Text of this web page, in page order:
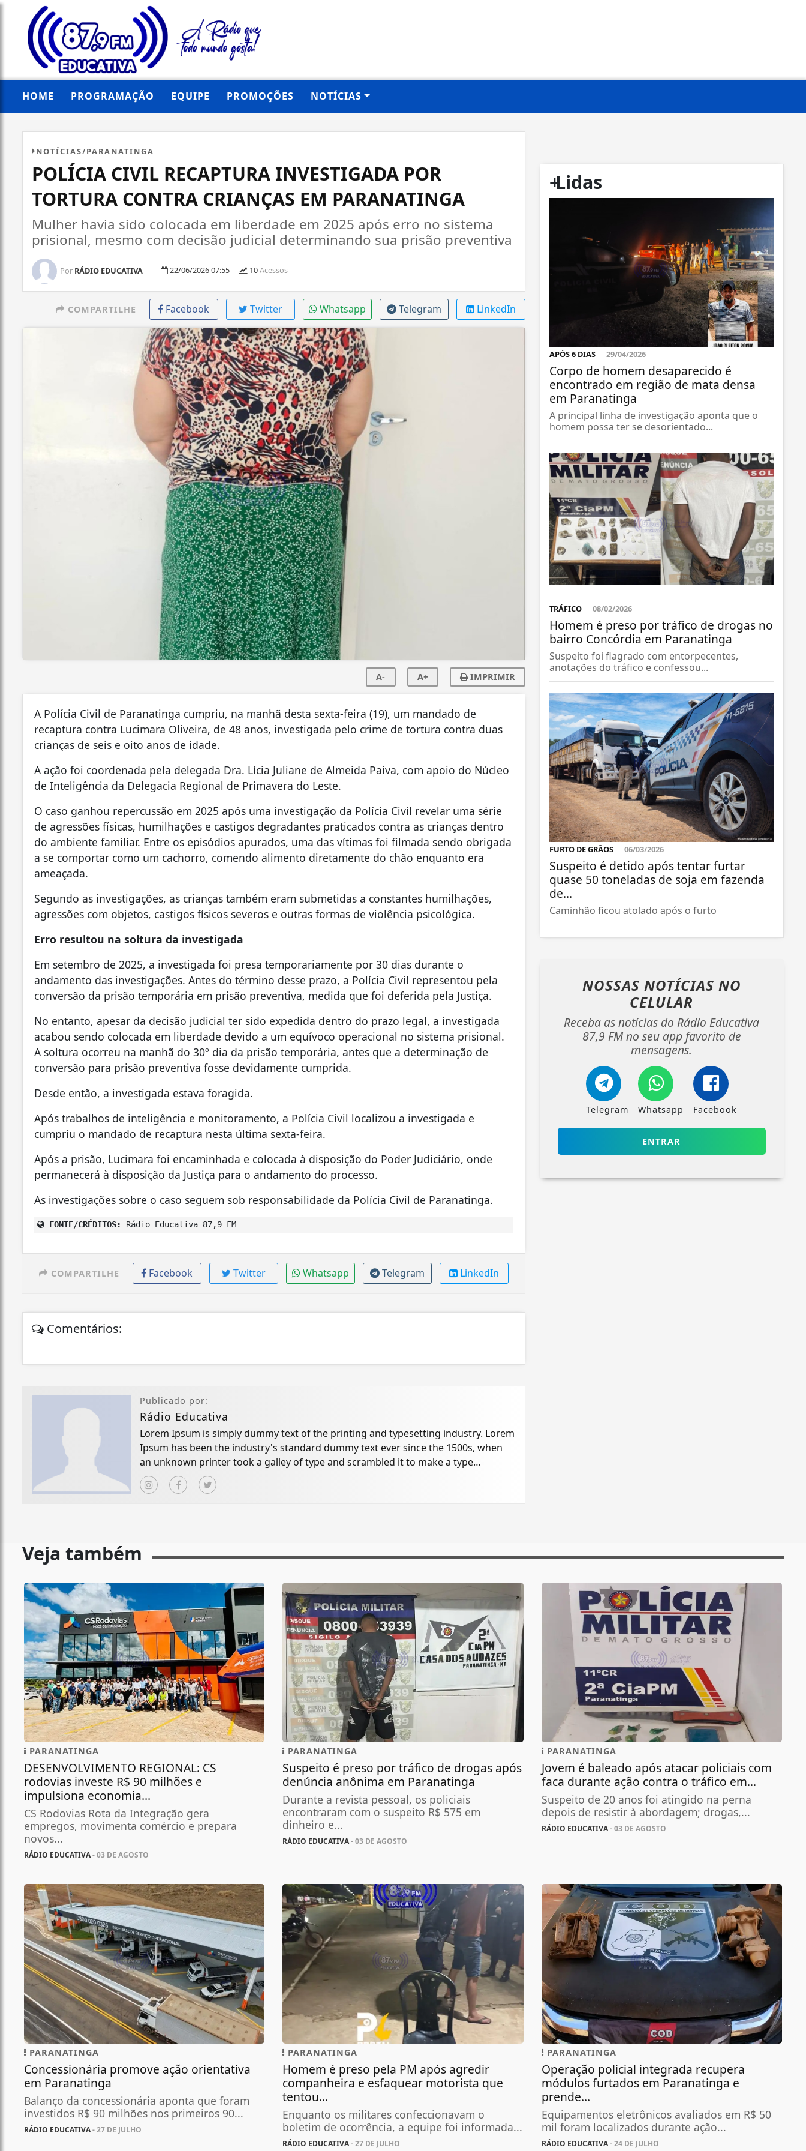
HOME PROGRAMAÇÃO EQUIPE PROMOÇÕES NOTÍCIAS
NOTÍCIAS/PARANATINGA
POLÍCIA CIVIL RECAPTURA INVESTIGADA POR
TORTURA CONTRA CRIANÇAS EM PARANATINGA
Mulher havia sido colocada em liberdade em 2025 após erro no sistema
prisional, mesmo com decisão judicial determinando sua prisão preventiva
Por RÁDIO EDUCATIVA 22/06/2026 07:55 10Acessos
COMPARTILHE Facebook Twitter Whatsapp Telegram LinkedIn
A- A+ IMPRIMIR
A Polícia Civil de Paranatinga cumpriu, na manhã desta sexta-feira (19), um mandado de
recaptura contra Lucimara Oliveira, de 48 anos, investigada pelo crime de tortura contra duas
crianças de seis e oito anos de idade.
A ação foi coordenada pela delegada Dra. Lícia Juliane de Almeida Paiva, com apoio do Núcleo
de Inteligência da Delegacia Regional de Primavera do Leste.
O caso ganhou repercussão em 2025 após uma investigação da Polícia Civil revelar uma série
de agressões físicas, humilhações e castigos degradantes praticados contra as crianças dentro
do ambiente familiar. Entre os episódios apurados, uma das vítimas foi filmada sendo obrigada
a se comportar como um cachorro, comendo alimento diretamente do chão enquanto era
ameaçada.
Segundo as investigações, as crianças também eram submetidas a constantes humilhações,
agressões com objetos, castigos físicos severos e outras formas de violência psicológica.
Erro resultou na soltura da investigada
Em setembro de 2025, a investigada foi presa temporariamente por 30 dias durante o
andamento das investigações. Antes do término desse prazo, a Polícia Civil representou pela
conversão da prisão temporária em prisão preventiva, medida que foi deferida pela Justiça.
No entanto, apesar da decisão judicial ter sido expedida dentro do prazo legal, a investigada
acabou sendo colocada em liberdade devido a um equívoco operacional no sistema prisional.
A soltura ocorreu na manhã do 30º dia da prisão temporária, antes que a determinação de
conversão para prisão preventiva fosse devidamente cumprida.
Desde então, a investigada estava foragida.
Após trabalhos de inteligência e monitoramento, a Polícia Civil localizou a investigada e
cumpriu o mandado de recaptura nesta última sexta-feira.
Após a prisão, Lucimara foi encaminhada e colocada à disposição do Poder Judiciário, onde
permanecerá à disposição da Justiça para o andamento do processo.
As investigações sobre o caso seguem sob responsabilidade da Polícia Civil de Paranatinga.
FONTE/CRÉDITOS: Rádio Educativa 87,9 FM
COMPARTILHE Facebook Twitter Whatsapp Telegram LinkedIn
Comentários:
Publicado por:
Rádio Educativa
Lorem Ipsum is simply dummy text of the printing and typesetting industry. Lorem
Ipsum has been the industry's standard dummy text ever since the 1500s, when
an unknown printer took a galley of type and scrambled it to make a type
specimen book.
+
Lidas
APÓS 6 DIAS 29/04/2026
Corpo de homem desaparecido é
encontrado em região de mata densa
em Paranatinga
A principal linha de investigação aponta que o
homem possa ter se desorientado...
TRÁFICO 08/02/2026
Homem é preso por tráfico de drogas no
bairro Concórdia em Paranatinga
Suspeito foi flagrado com entorpecentes,
anotações do tráfico e confessou...
FURTO DE GRÃOS 06/03/2026
Suspeito é detido após tentar furtar
quase 50 toneladas de soja em fazenda
de...
Caminhão ficou atolado após o furto
NOSSAS NOTÍCIAS NO
CELULAR
Receba as notícias do Rádio Educativa
87,9 FM no seu app favorito de
mensagens.
Telegram Whatsapp Facebook
ENTRAR
Veja também
PARANATINGA
DESENVOLVIMENTO REGIONAL: CS
rodovias investe R$ 90 milhões e
impulsiona economia...
CS Rodovias Rota da Integração gera
empregos, movimenta comércio e prepara
novos...
RÁDIO EDUCATIVA- 03 DE AGOSTO
PARANATINGA
Suspeito é preso por tráfico de drogas após
denúncia anônima em Paranatinga
Durante a revista pessoal, os policiais
encontraram com o suspeito R$ 575 em
dinheiro e...
RÁDIO EDUCATIVA- 03 DE AGOSTO
PARANATINGA
Jovem é baleado após atacar policiais com
faca durante ação contra o tráfico em...
Suspeito de 20 anos foi atingido na perna
depois de resistir à abordagem; drogas,...
RÁDIO EDUCATIVA- 03 DE AGOSTO
PARANATINGA
Concessionária promove ação orientativa
em Paranatinga
Balanço da concessionária aponta que foram
investidos R$ 90 milhões nos primeiros 90...
RÁDIO EDUCATIVA- 27 DE JULHO
PARANATINGA
Homem é preso pela PM após agredir
companheira e esfaquear motorista que
tentou...
Enquanto os militares confeccionavam o
boletim de ocorrência, a equipe foi informada...
RÁDIO EDUCATIVA- 27 DE JULHO
PARANATINGA
Operação policial integrada recupera
módulos furtados em Paranatinga e
prende...
Equipamentos eletrônicos avaliados em R$ 50
mil foram localizados durante ação...
RÁDIO EDUCATIVA- 24 DE JULHO